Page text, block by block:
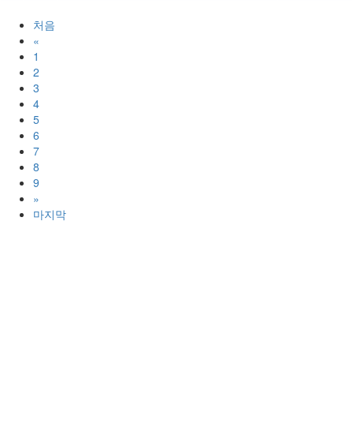
처음
«
1
2
3
4
5
6
7
8
9
»
마지막